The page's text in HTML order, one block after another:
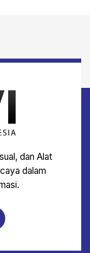
dan Alat
dalam